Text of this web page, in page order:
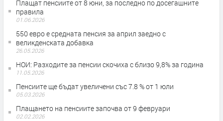
Плащат пенсиите от 8 юни, за последно по досегашните
правила
01.06.2026
550 евро е средната пенсия за април заедно с
великденската добавка
26.05.2026
НОИ: Разходите за пенсии скочиха с близо 9,8% за година
11.05.2026
Пенсиите ще бъдат увеличени със 7.8 % от 1 юли
05.03.2026
Плащането на пенсиите започва от 9 февруари
02.02.2026